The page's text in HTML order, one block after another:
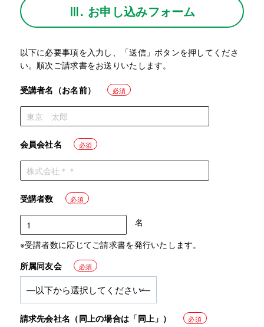
Ⅲ. お申し込みフォーム
以下に必要事項を入力し、「送信」ボタンを押してくださ
い。順次ご請求書をお送りいたします。
受講者名（お名前） 必須
会員会社名 必須
受講者数 必須
名
※受講者数に応じてご請求書を発行いたします。
所属同友会
必須
請求先会社名（同上の場合は「同上」） 必須